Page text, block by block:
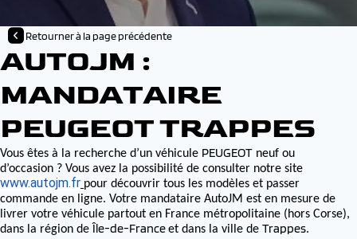
Retourner à la page précédente
AUTOJM :
MANDATAIRE
PEUGEOT TRAPPES
Vous êtes à la recherche d’un véhicule PEUGEOT neuf ou
d’occasion ? Vous avez la possibilité de consulter notre site
www.autojm.fr pour découvrir tous les modèles et passer
commande en ligne. Votre mandataire AutoJM est en mesure de
livrer votre véhicule partout en France métropolitaine (hors Corse),
dans la région de Île-de-Franceet dans la ville de Trappes.